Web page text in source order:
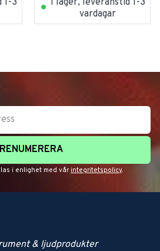
1-3
I lager, leveranstid 1-3
vardagar
i enlighet med vår integritetspolicy.
& ljudprodukter